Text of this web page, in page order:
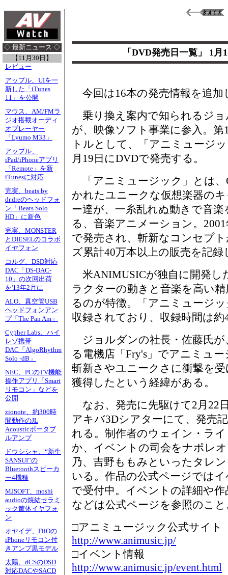
◇ 最新ニュース ◇
【11月30日】
レビュー
アップル、UIを一
新した「iTunes
11」を公開
マウス、AM/FMラ
ジオ搭載オーディ
オプレーヤー
「Lyumo M33」
アップル、
iPad/iPhoneアプリ
「Remote」を新
iTunesに対応
完実、beats by
dr.dreのヘッドフォ
ン「Beats Solo
HD」に新色
完実、MONSTER
とDIESELのコラボ
イヤフォン
コルグ、DSD対応
DAC「DS-DAC-
10」の次回出荷
を'13年2月に
ALO、真空管USB
ヘッドフォンアン
プ「The Pan Am」
Cypher Labs、ハイ
レゾ携帯
DAC「AlgoRhythm
Solo -dB」
NEC、PCのTV機能
操作アプリ「Smart
リモコン」などを
公開
zionote、約300時
間動作のJL
Acousticポータブ
ルアンプ
ドウシシャ、“新生
SANSUI”の
Bluetoothスピーカ
ー4機種
MJSOFT、moshi
audioの焼結セラミ
ック筐体イヤフォ
ン
オヤイデ、FiiOの
iPhoneリモコン付
きアンプ黒モデル
太陽、dCSのDSD
対応DACやSACD
「DVD発売日一覧」 1月
今回は16本の発売情報を追加
乗り換え案内で知られるジョ
が、映像ソフト事業に参入。第
トルとして、「アニミュージ
月19日にDVDで発売する。
「アニミュージック」とは、
かれたユニークな仮想楽器の
ー達が、一糸乱れぬ動きで音楽
る、音楽アニメーション。
で発売され、斬新なコンセプ
ズ累計40万本以上の販売を記
米ANIMUSICが独自に開発し
ラクターの動きと音楽を高い
るのが特徴。「アニミュージ
収録されており、収録時間は約
ジョルダンの社長・佐藤氏
る電機店「Fry's」でアニミュ
斬新さやユニークさに衝撃を
獲得したという経緯がある。
なお、発売に先駆けて2月22
アキバ3Dシアターにて、発売
れる。制作者のウェイン・ラ
か、イベントの司会をナポレ
乃、吉野ももみといったタレ
いる。作品の公式ページでは
で受付中。イベントの詳細や
などは公式ページを参照のこと
□アニミュージック公式サイト
http://www.animusic.jp/
□イベント情報
http://www.animusic.jp/event.html